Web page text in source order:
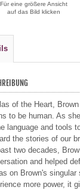
Für eine größere Ansicht
auf das Bild klicken
of the Heart,
to be human. As
language and tools
the stories of our
two decades,
and helped
on Brown's
more power, it